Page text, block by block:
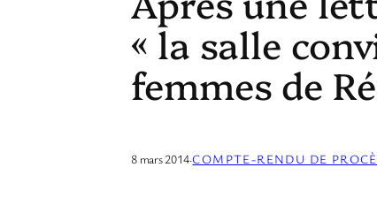
« la salle
femmes de
8 mars 2014·COMPTE-RENDU DE